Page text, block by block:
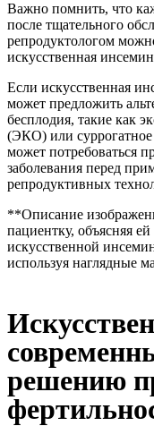
Важно помнить, что
после тщательного
репродуктологом
искусственная
Если искусственная
может предложить
бесплодия, такие как
(ЭКО) или суррогатное
может потребоваться
заболевания перед
репродуктивных
**Описание
пациентку, объясняя
искусственной
используя наглядные
решению